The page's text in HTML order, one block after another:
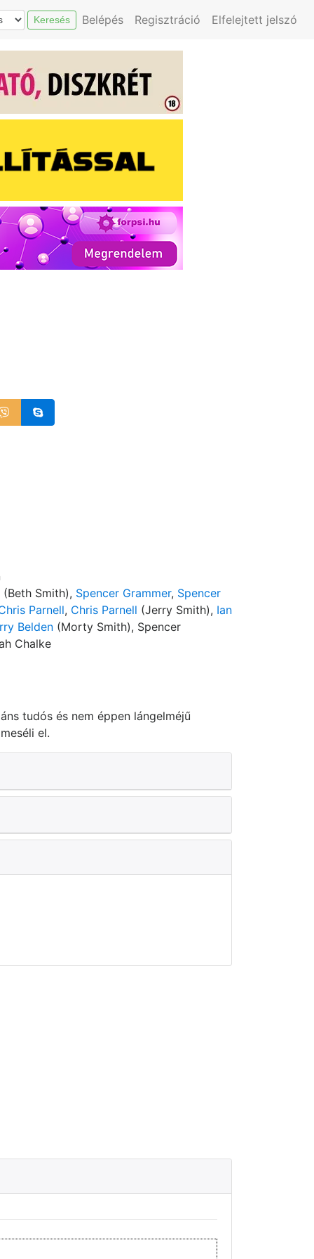
Keresés Belépés Regisztráció Elfelejtett jelszó
(Beth Smith), Spencer Grammer, Spencer
Parnell, Chris Parnell (Jerry Smith), Ian
Belden (Morty Smith), Spencer
Chalke
tudós és nem éppen lángelméjű
el.